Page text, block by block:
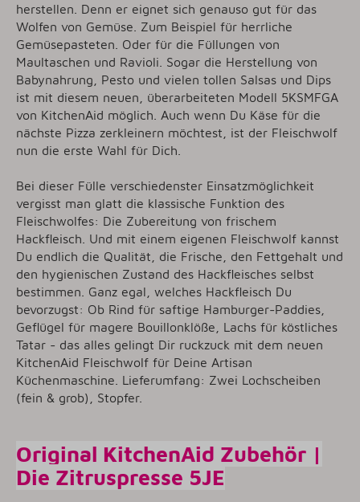
herstellen. Denn er eignet sich genauso gut für das
Wolfen von Gemüse. Zum Beispiel für herrliche
Gemüsepasteten. Oder für die Füllungen von
Maultaschen und Ravioli. Sogar die Herstellung von
Babynahrung, Pesto und vielen tollen Salsas und Dips
ist mit diesem neuen, überarbeiteten Modell 5KSMFGA
von KitchenAid möglich. Auch wenn Du Käse für die
nächste Pizza zerkleinern möchtest, ist der Fleischwolf
nun die erste Wahl für Dich.
Bei dieser Fülle verschiedenster Einsatzmöglichkeit
vergisst man glatt die klassische Funktion des
Fleischwolfes: Die Zubereitung von frischem
Hackfleisch. Und mit einem eigenen Fleischwolf kannst
Du endlich die Qualität, die Frische, den Fettgehalt und
den hygienischen Zustand des Hackfleisches selbst
bestimmen. Ganz egal, welches Hackfleisch Du
bevorzugst: Ob Rind für saftige Hamburger-Paddies,
Geflügel für magere Bouillonklöße, Lachs für köstliches
Tatar - das alles gelingt Dir ruckzuck mit dem neuen
KitchenAid Fleischwolf für Deine Artisan
Küchenmaschine. Lieferumfang: Zwei Lochscheiben
(fein & grob), Stopfer.
Original KitchenAid Zubehör |
Die Zitruspresse 5JE